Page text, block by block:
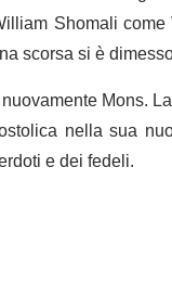
Shomali
scorsa si è
Mons.
nella sua
e dei fedeli.